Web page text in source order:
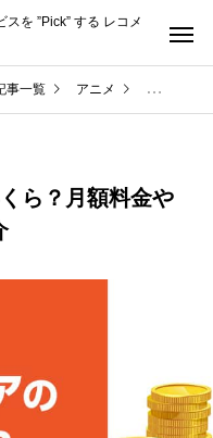
を ”Pick” する レコメ
事一覧 アニメ dアニメス
ら？月額料金や